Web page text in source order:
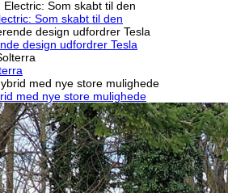
Som skabt til den
design udfordrer Tesla
med nye store mulighede